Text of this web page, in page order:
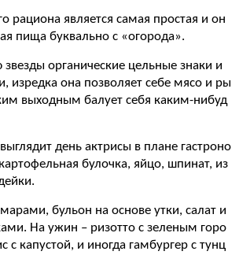
рациона является самая простая и он
пища буквально с «огорода».
органические цельные знаки и
изредка она позволяет себе мясо и ры
выходным балует себя каким-нибуд
день актрисы в плане гастроно
булочка, яйцо, шпинат, из
бульон на основе утки, салат и
На ужин – ризотто с зеленым горо
капустой, и иногда гамбургер с тунц